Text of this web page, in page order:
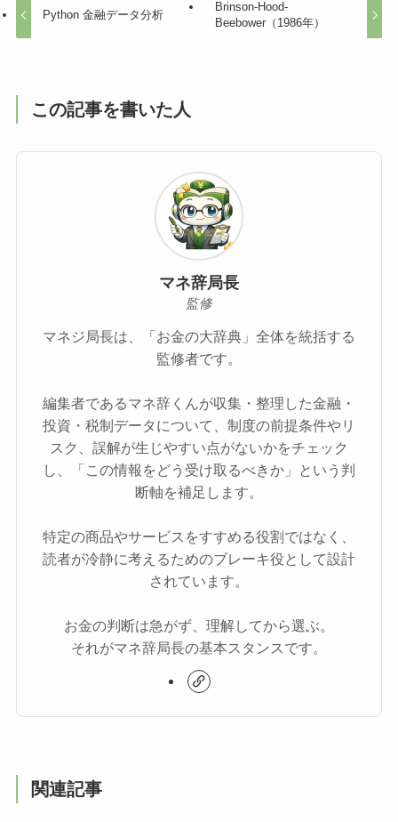
Python 金融データ分析
Brinson-Hood-
Beebower（1986年）
この記事を書いた人
マネ辞局長
監修
マネジ局長は、「お金の大辞典」全体を統括する
監修者です。
編集者であるマネ辞くんが収集・整理した金融・
投資・税制データについて、制度の前提条件やリ
スク、誤解が生じやすい点がないかをチェック
し、「この情報をどう受け取るべきか」という判
断軸を補足します。
特定の商品やサービスをすすめる役割ではなく、
読者が冷静に考えるためのブレーキ役として設計
されています。
お金の判断は急がず、理解してから選ぶ。
それがマネ辞局長の基本スタンスです。
関連記事